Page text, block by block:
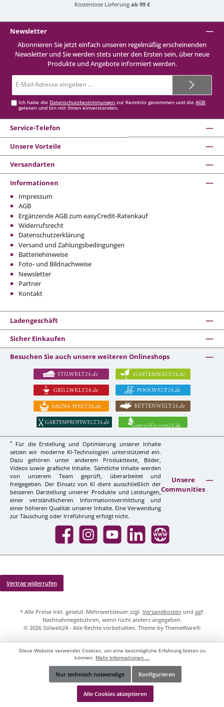
Kostenlose Lieferung ab 99 €
Newsletter
Abonnieren Sie jetzt einfach unseren regelmäßig erscheinenden
Newsletter und Sie werden stets unter den Ersten sein, über neue
Produkte und Angebote informiert werden.
Mail-
Ich habe die Datenschutzbestimmungen zur Kenntnis genommen und dieAGB
gelesen und bin mit ihnen einverstanden.
Service-Telefon
Unsere Vorteile
Versandarten
Informationen
Impressum
AGB
Ergänzende AGB zum easyCredit-Ratenkauf
Widerrufsrecht
Datenschutzerklärung
Versand und Zahlungsbedingungen
Batteriehinweise
Foto- und Bildnachweise
Newsletter
Partner
Kontakt
Ladengeschäft
Sicher Einkaufen
Besuchen Sie auch unsere weiteren Onlineshops
*
Für die Erstellung und Optimierung unserer Inhalte
setzen wir moderne KI-Technologien unterstützend ein.
Dazu gehören unter anderem Produkttexte, Bilder,
Videos sowie grafische Inhalte. Sämtliche Inhalte werden
von unserem Team geprüft, überarbeitet und
freigegeben. Der Einsatz von KI dient ausschließlich der
besseren Darstellung unserer Produkte und Leistungen,
einer verständlicheren Informationsvermittlung und
einer höheren Qualität unserer Inhalte. Eine Verwendung
zur Täuschung oder Irreführung erfolgt nicht.
Unsere
Communities
Facebook InstagramYouTube LinkedIn Website
Vertrag widerrufen
* Alle Preise inkl. gesetzl. Mehrwertsteuer zzgl. Versandkosten und ggf.
Nachnahmegebühren, wenn nicht anders angegeben.
© 2026 Stilwelt24 - Alle Rechte vorbehalten. Theme by ThemeWare®
Werkzeugleiste anzeigen
Diese Website verwendet Cookies, um eine bestmögliche Erfahrung bieten zu
können. Mehr Informationen ...
Nur technisch notwendige Konfigurieren
Alle Cookies akzeptieren